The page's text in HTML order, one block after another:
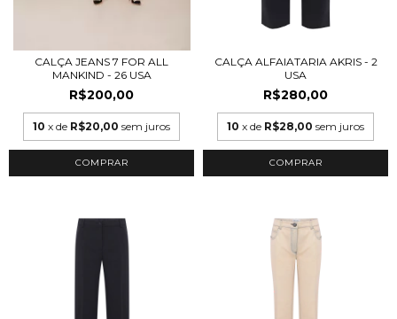
CALÇA JEANS 7 FOR ALL
MANKIND - 26 USA
R$200,00
10 x de R$20,00 sem juros
COMPRAR
CALÇA ALFAIATARIA AKRIS - 2
USA
R$280,00
10 x de R$28,00 sem juros
COMPRAR